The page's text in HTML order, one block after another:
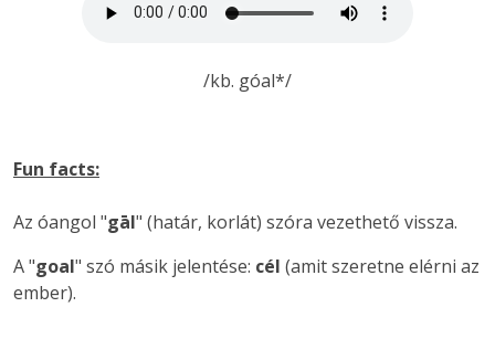
/kb. góal*/
Fun facts:
Az óangol "gāl" (határ, korlát) szóra vezethető vissza.
A "goal" szó másik jelentése: cél (amit szeretne elérni az
ember).